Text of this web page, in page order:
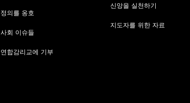
정의를 옹호
사회 이슈들
연합감리교에 기부
신앙을 실천하기
지도자를 위한 자료